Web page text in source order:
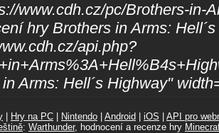
www.cdh.cz/pc/Brothers-in-
hry Brothers in Arms:
api.php?
Arms: Hell´s Highway"
Hry na PC Nintendo Android iOS
API pro
: Warthunder, hodnocení a recenze hry